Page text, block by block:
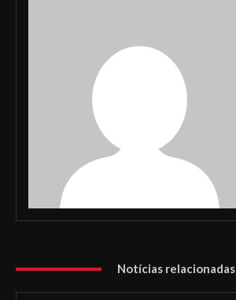
Notícias relacionadas